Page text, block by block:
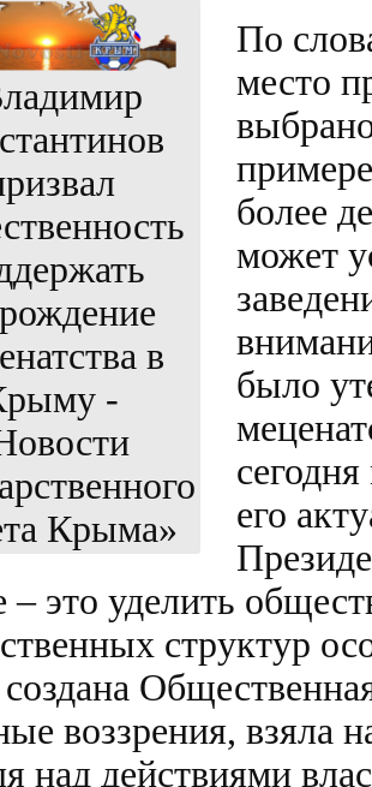
По
место
более
может
было
его
– это уделить
структур
воззрения, взяла
над действиями